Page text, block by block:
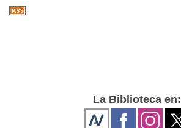
La Biblioteca en: